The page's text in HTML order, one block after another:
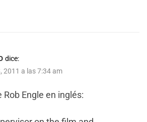
dice:
2011 a las 7:34 am
Engle en inglés: